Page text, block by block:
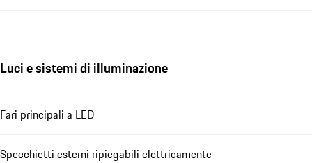
Luci e sistemi di illuminazione
Fari principali a LED
Specchietti esterni ripiegabili elettricamente